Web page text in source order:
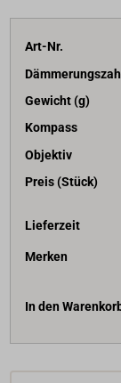
Art-Nr.
Dämmerungszahl
Gewicht (g)
Kompass
Objektiv
Preis (Stück)
Lieferzeit
Merken
In den